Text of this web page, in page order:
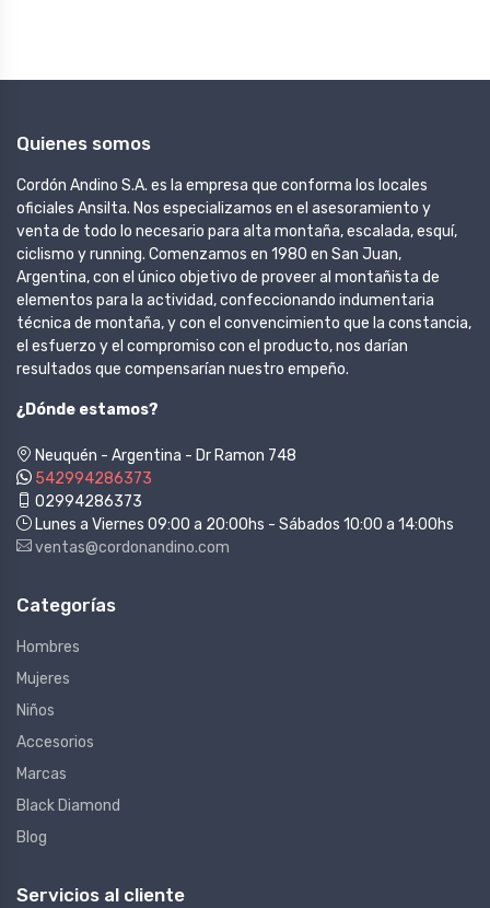
Quienes somos
Cordón Andino S.A. es la empresa que conforma los locales
oficiales Ansilta. Nos especializamos en el asesoramiento y
venta de todo lo necesario para alta montaña, escalada, esquí,
ciclismo y running. Comenzamos en 1980 en San Juan,
Argentina, con el único objetivo de proveer al montañista de
elementos para la actividad, confeccionando indumentaria
técnica de montaña, y con el convencimiento que la constancia,
el esfuerzo y el compromiso con el producto, nos darían
resultados que compensarían nuestro empeño.
¿Dónde estamos?
Neuquén - Argentina - Dr Ramon 748
542994286373
02994286373
Lunes a Viernes 09:00 a 20:00hs - Sábados 10:00 a 14:00hs
ventas@cordonandino.com
Categorías
Hombres
Mujeres
Niños
Accesorios
Marcas
Black Diamond
Blog
Servicios al cliente